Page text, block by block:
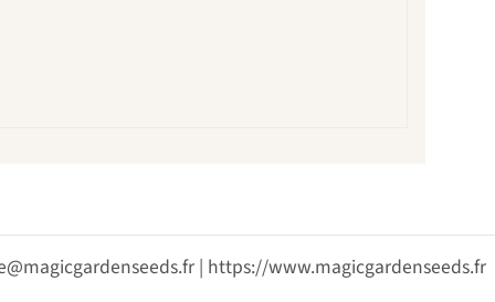
| https://www.magicgardenseeds.fr